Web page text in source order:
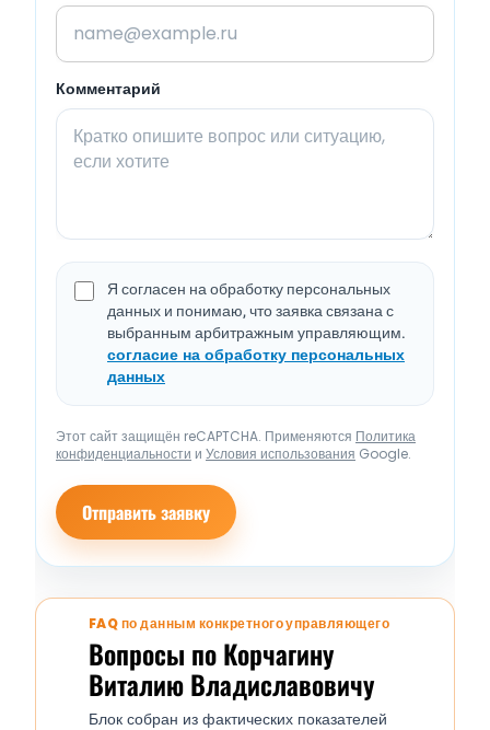
Комментарий
Я согласен на обработку персональных
данных и понимаю, что заявка связана с
выбранным арбитражным управляющим.
согласие на обработку персональных
данных
Этот сайт защищён reCAPTCHA. Применяются Политика
конфиденциальности и Условия использования Google.
Отправить заявку
FAQ по данным конкретного управляющего
Вопросы по Корчагину
Виталию Владиславовичу
Блок собран из фактических показателей